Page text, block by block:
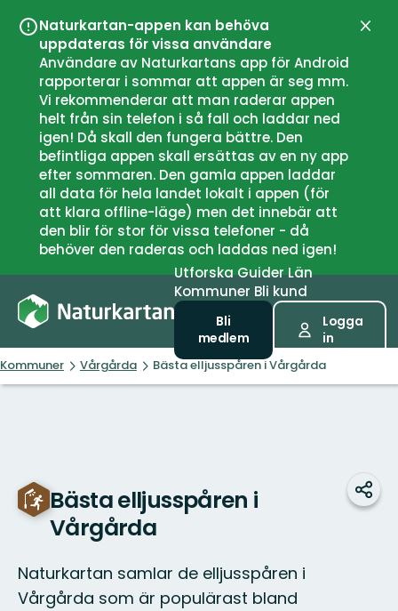
Naturkartan-appen kan behöva
uppdateras för vissa användare
Användare av Naturkartans app för Android
rapporterar i sommar att appen är seg mm.
Vi rekommenderar att man raderar appen
helt från sin telefon i så fall och laddar ned
igen! Då skall den fungera bättre. Den
befintliga appen skall ersättas av en ny app
efter sommaren. Den gamla appen laddar
all data för hela landet lokalt i appen (för
att klara offline-läge) men det innebär att
den blir för stor för vissa telefoner - då
behöver den raderas och laddas ned igen!
UtforskaGuiderLän
Kommuner Bli kund
Bli
medlem
Logga
in
Kommuner Vårgårda Bästa elljusspåren i Vårgårda
Bästa elljusspåren i
Vårgårda
Naturkartan samlar de elljusspåren i
Vårgårda som är populärast bland
Dela